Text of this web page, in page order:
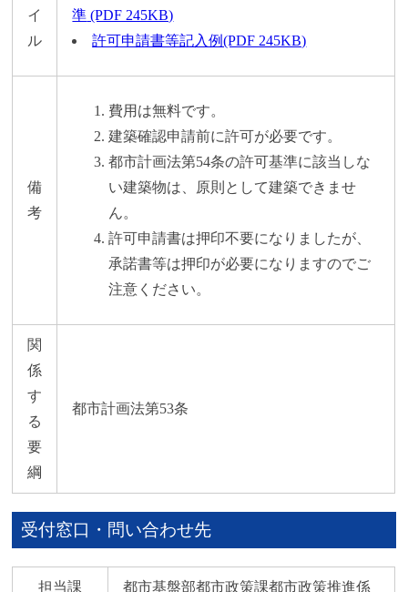
イ
ル
準 (PDF 245KB)
許可申請書等記入例(PDF 245KB)
備
考
費用は無料です。
建築確認申請前に許可が必要です。
都市計画法第54条の許可基準に該当しな
い建築物は、原則として建築できませ
ん。
許可申請書は押印不要になりましたが、
承諾書等は押印が必要になりますのでご
注意ください。
関
係
す
る
要
綱
都市計画法第53条
受付窓口・問い合わせ先
担当課 都市基盤部都市政策課都市政策推進係